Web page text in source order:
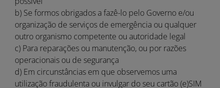
b) Se formos obrigados a fazê-lo pelo Governo e/ou
organização de serviços de emergência ou qualquer
outro organismo competente ou autoridade legal
c) Para reparações ou manutenção, ou por razões
operacionais ou de segurança
d) Em circunstâncias em que observemos uma
utilização fraudulenta ou invulgar do seu cartão (e)SIM